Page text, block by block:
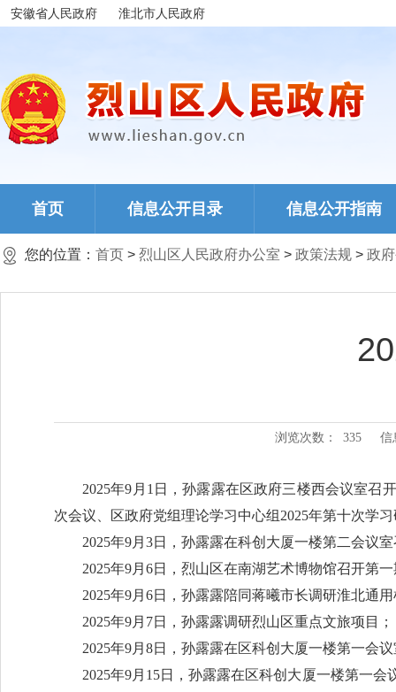
安徽省人民政府 淮北市人民政府
首页 信息公开目录 信息公开指南
您的位置： 首页 > 烈山区人民政府办公室 > 政策法规 > 政
浏览次数： 335 信
2025年9月1日，孙露露在区政府三楼西会议室召
次会议、区政府党组理论学习中心组2025年第十次学
2025年9月3日，孙露露在科创大厦一楼第二会议
2025年9月6日，烈山区在南湖艺术博物馆召开第
2025年9月6日，孙露露陪同蒋曦市长调研淮北通
2025年9月7日，孙露露调研烈山区重点文旅项目；
2025年9月8日，孙露露在区科创大厦一楼第一会
2025年9月15日，孙露露在区科创大厦一楼第一